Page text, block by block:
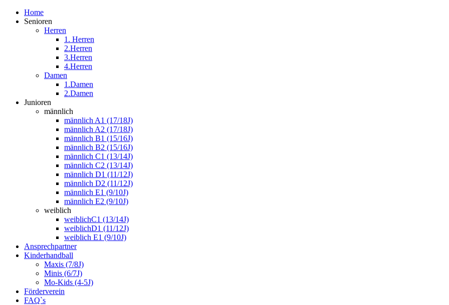
Home
Senioren
Herren
1. Herren
2.Herren
3.Herren
4.Herren
Damen
1.Damen
2.Damen
Junioren
männlich
männlich A1 (17/18J)
männlich A2 (17/18J)
männlich B1 (15/16J)
männlich B2 (15/16J)
männlich C1 (13/14J)
männlich C2 (13/14J)
männlich D1 (11/12J)
männlich D2 (11/12J)
männlich E1 (9/10J)
männlich E2 (9/10J)
weiblich
weiblichC1 (13/14J)
weiblichD1 (11/12J)
weiblich E1 (9/10J)
Ansprechpartner
Kinderhandball
Maxis (7/8J)
Minis (6/7J)
Mo-Kids (4-5J)
Förderverein
FAQ`s